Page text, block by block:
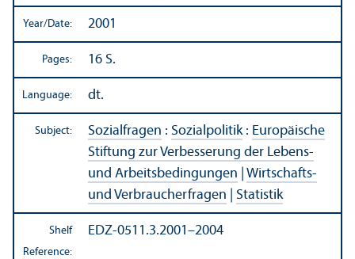
Year/Date: 2001
Pages: 16 S.
Language: dt.
Subject: Sozialfragen : Sozialpolitik: Europäische
Stiftung zur Verbesserung der Lebens-
und Arbeitsbedingungen
Wirtschafts-
und Verbraucherfragen
Statistik
Shelf
Reference:
EDZ-0511.3.2001–2004